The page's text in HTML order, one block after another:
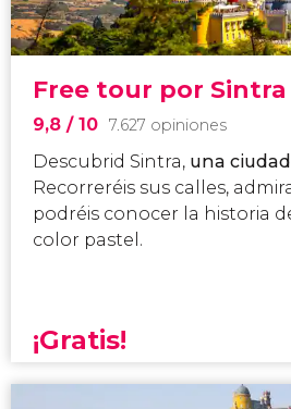
Free tour por Sintra
9,8 / 10 7.627 opiniones
Descubrid Sintra, una
Recorreréis sus calles,
podréis conocer la historia
color pastel.
¡Gratis!